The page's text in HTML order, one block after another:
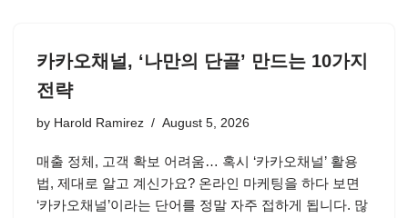
카카오채널, ‘나만의 단골’ 만드는 10가지
전략
by Harold Ramirez August 5, 2026
매출 정체, 고객 확보 어려움… 혹시 ‘카카오채널’ 활용
법, 제대로 알고 계신가요? 온라인 마케팅을 하다 보면
‘카카오채널’이라는 단어를 정말 자주 접하게 됩니다. 많